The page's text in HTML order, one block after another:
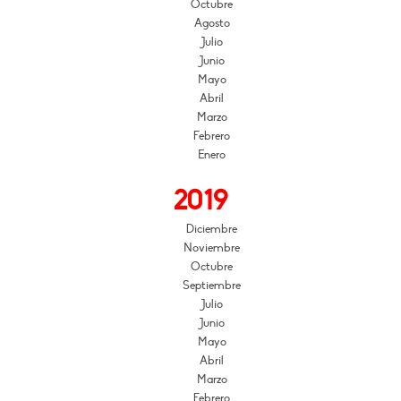
Octubre
Agosto
Julio
Junio
Mayo
Abril
Marzo
Febrero
Enero
2019
Diciembre
Noviembre
Octubre
Septiembre
Julio
Junio
Mayo
Abril
Marzo